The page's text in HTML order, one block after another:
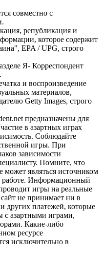
совместно с
републикация и
которое содержит
EPA / UPG, строго
Я- Корреспондент
и воспроизведение
материалов,
Getty Images, строго
предназначены для
в азартных играх
Соблюдайте
игры. При
зависимости
Помните, что
может являться источником
работе. Информационный
игры на реальные
не принимает ни в
других платежей, которые
с азартными играми,
Какие-либо
ресурсе
исключительно в